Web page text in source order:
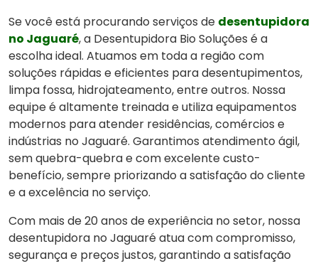
Se você está procurando serviços de desentupidora
no Jaguaré, a Desentupidora Bio Soluções é a
escolha ideal. Atuamos em toda a região com
soluções rápidas e eficientes para desentupimentos,
limpa fossa, hidrojateamento, entre outros. Nossa
equipe é altamente treinada e utiliza equipamentos
modernos para atender residências, comércios e
indústrias no Jaguaré. Garantimos atendimento ágil,
sem quebra-quebra e com excelente custo-
benefício, sempre priorizando a satisfação do cliente
e a excelência no serviço.
Com mais de 20 anos de experiência no setor, nossa
desentupidora no Jaguaré atua com compromisso,
segurança e preços justos, garantindo a satisfação